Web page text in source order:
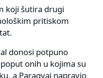
koji šutira drugi
pritiskom
donosi potpuno
onih u kojima su
a Paragvaj napravio